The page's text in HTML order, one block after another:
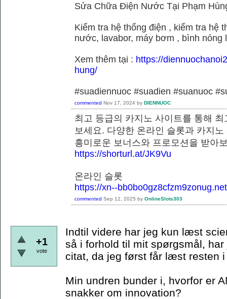
Sửa Chữa Điện Nước Tại Phạm
Kiểm tra hệ thống điện , kiểm tra hệ
nước, lavabor, máy bơm , bình nóng
Xem thêm tại : https://
hung/
#suadiennuoc #suadien #suanuoc
commented Nov 17, 2024 by DIENNUOC
최고 등급의 카지노 사이트를 통해
보세요. 다양한 온라인 슬롯과 카지
흥미로운 보너스와 프로모션을
https://shorturl.at/JK9Vu
온라인 슬롯
https://xn--bb0bo0gz8cfzm9zonug.net
commented Sep 12, 2025 by OnlineSlots303
+1
vote
Indtil videre har jeg kun læst
så i forhold til mit spørgsmål,
citat, da jeg først får læst resten i
Min undren bunder i, hvorfor er
snakker om innovation?